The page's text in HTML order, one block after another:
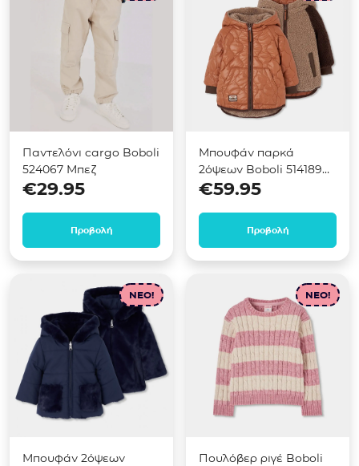
Παντελόνι cargo Boboli
524067 Μπεζ
€29.95
Προβολή
Μπουφάν παρκά
2όψεων Boboli 514189
Καφέ
€59.95
Προβολή
NEO!
Μπουφάν 2όψεων
NEO!
Πουλόβερ ριγέ Boboli